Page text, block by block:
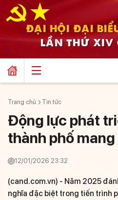
ĐẠI HỘI ĐẠI
LẦN THỨ XIV
Trang chủ Tin tức
Động lực phát
thành phố
12/01/2026 23:32
(cand.com.vn) - Năm 2025
nghĩa đặc biệt trong tiến trình